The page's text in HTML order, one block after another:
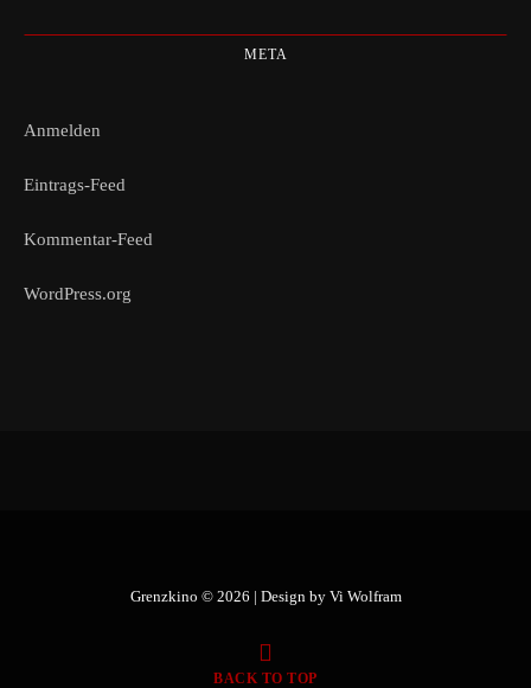
META
Anmelden
Eintrags-Feed
Kommentar-Feed
WordPress.org
Grenzkino © 2026 | Design by Vi Wolfram
BACK TO TOP